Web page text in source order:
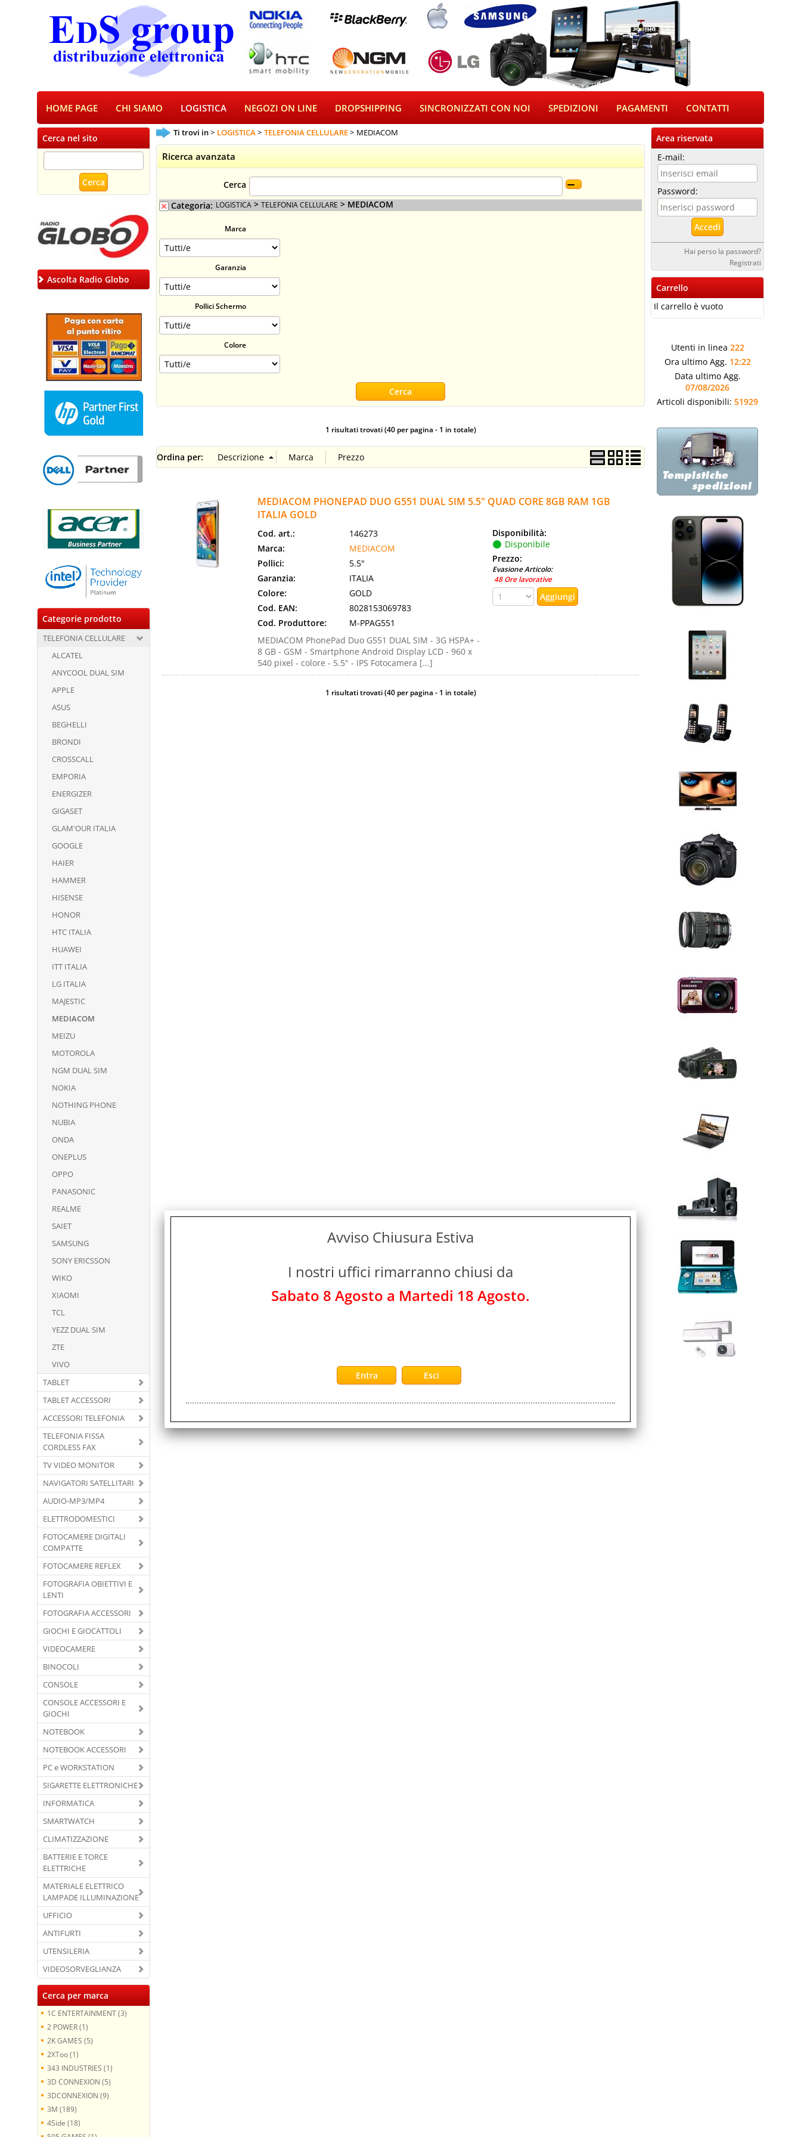
HOME PAGE CHI SIAMO LOGISTICA NEGOZI ON LINE DROPSHIPPING SINCRONIZZATI CON NOI SPEDIZIONI PAGAMENTI CONTATTI
Cerca nel sito
Ascolta Radio Globo
Categorie prodotto
TELEFONIA CELLULARE
ALCATEL
ANYCOOL DUAL SIM
APPLE
ASUS
BEGHELLI
BRONDI
CROSSCALL
EMPORIA
ENERGIZER
GIGASET
GLAM'OUR ITALIA
GOOGLE
HAIER
HAMMER
HISENSE
HONOR
HTC ITALIA
HUAWEI
ITT ITALIA
LG ITALIA
MAJESTIC
MEDIACOM
MEIZU
MOTOROLA
NGM DUAL SIM
NOKIA
NOTHING PHONE
NUBIA
ONDA
ONEPLUS
OPPO
PANASONIC
REALME
SAIET
SAMSUNG
SONY ERICSSON
WIKO
XIAOMI
TCL
YEZZ DUAL SIM
ZTE
VIVO
TABLET
TABLET ACCESSORI
ACCESSORI TELEFONIA
TELEFONIA FISSA
CORDLESS FAX
TV VIDEO MONITOR
NAVIGATORI SATELLITARI
AUDIO-MP3/MP4
ELETTRODOMESTICI
FOTOCAMERE DIGITALI
COMPATTE
FOTOCAMERE REFLEX
FOTOGRAFIA OBIETTIVI E
LENTI
FOTOGRAFIA ACCESSORI
GIOCHI E GIOCATTOLI
VIDEOCAMERE
BINOCOLI
CONSOLE
CONSOLE ACCESSORI E
GIOCHI
NOTEBOOK
NOTEBOOK ACCESSORI
PC e WORKSTATION
SIGARETTE ELETTRONICHE
INFORMATICA
SMARTWATCH
CLIMATIZZAZIONE
BATTERIE E TORCE
ELETTRICHE
MATERIALE ELETTRICO
LAMPADE ILLUMINAZIONE
UFFICIO
ANTIFURTI
UTENSILERIA
VIDEOSORVEGLIANZA
Cerca per marca
1C ENTERTAINMENT (3)
2 POWER (1)
2K GAMES (5)
2XToo (1)
343 INDUSTRIES (1)
3D CONNEXION (5)
3DCONNEXION (9)
3M (189)
4Side (18)
Ti trovi in LOGISTICA TELEFONIA CELLULARE MEDIACOM
Ricerca avanzata
Cerca
Categoria: LOGISTICA > TELEFONIA CELLULARE > MEDIACOM
Marca
Garanzia
Pollici Schermo
Colore
1 risultati trovati (40 per pagina - 1 in totale)
Ordina per:
MEDIACOM PHONEPAD DUO G551 DUAL SIM 5.5" QUAD CORE 8GB RAM 1GB
ITALIA GOLD
Cod. art.:
146273
Marca:
MEDIACOM
Pollici:
5.5"
Garanzia:
ITALIA
Colore:
GOLD
Cod. EAN:
8028153069783
Cod. Produttore:
M-PPAG551
MEDIACOM PhonePad Duo G551 DUAL SIM - 3G HSPA+ -
8 GB - GSM - Smartphone Android Display LCD - 960 x
540 pixel - colore - 5.5" - IPS Fotocamera [...]
Disponibilità:
Disponibile
Prezzo:
Evasione Articolo:
48 Ore lavorative
1 risultati trovati (40 per pagina - 1 in totale)
Area riservata
E-mail:
Password:
Hai perso la password?
Registrati
Carrello
Il carrello è vuoto
Utenti in linea 222
Ora ultimo Agg. 12:22
Data ultimo Agg.
07/08/2026
Articoli disponibili: 51929
Avviso Chiusura Estiva
I nostri uffici rimarranno chiusi da
Sabato 8 Agosto a Martedi 18 Agosto.